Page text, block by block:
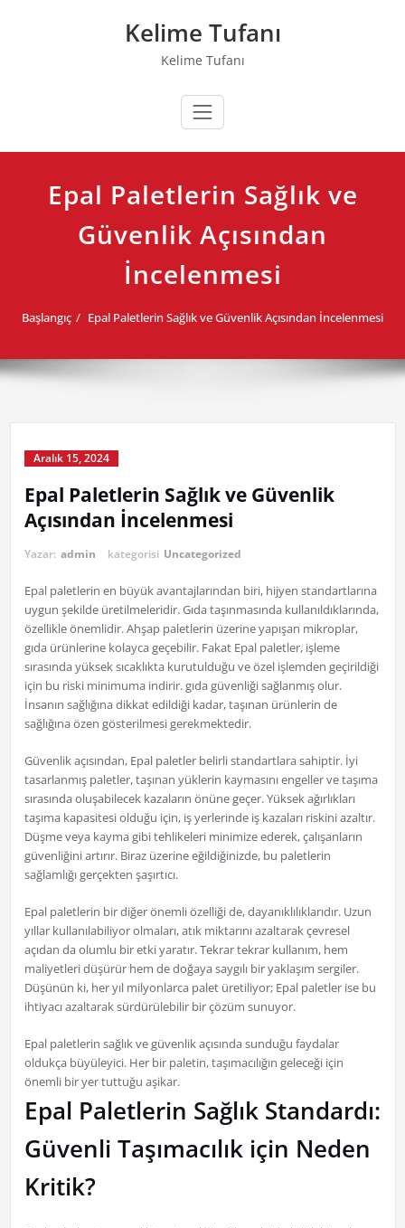
Kelime Tufanı
Kelime Tufanı
Epal Paletlerin Sağlık ve
Güvenlik Açısından
İncelenmesi
Başlangıç Epal Paletlerin Sağlık ve Güvenlik Açısından İncelenmesi
Aralık 15, 2024
Epal Paletlerin Sağlık ve Güvenlik
Açısından İncelenmesi
Yazar: admin kategorisi Uncategorized
Epal paletlerin en büyük avantajlarından biri, hijyen standartlarına
uygun şekilde üretilmeleridir. Gıda taşınmasında kullanıldıklarında,
özellikle önemlidir. Ahşap paletlerin üzerine yapışan mikroplar,
gıda ürünlerine kolayca geçebilir. Fakat Epal paletler, işleme
sırasında yüksek sıcaklıkta kurutulduğu ve özel işlemden geçirildiği
için bu riski minimuma indirir. gıda güvenliği sağlanmış olur.
İnsanın sağlığına dikkat edildiği kadar, taşınan ürünlerin de
sağlığına özen gösterilmesi gerekmektedir.
Güvenlik açısından, Epal paletler belirli standartlara sahiptir. İyi
tasarlanmış paletler, taşınan yüklerin kaymasını engeller ve taşıma
sırasında oluşabilecek kazaların önüne geçer. Yüksek ağırlıkları
taşıma kapasitesi olduğu için, iş yerlerinde iş kazaları riskini azaltır.
Düşme veya kayma gibi tehlikeleri minimize ederek, çalışanların
güvenliğini artırır. Biraz üzerine eğildiğinizde, bu paletlerin
sağlamlığı gerçekten şaşırtıcı.
Epal paletlerin bir diğer önemli özelliği de, dayanıklılıklarıdır. Uzun
yıllar kullanılabiliyor olmaları, atık miktarını azaltarak çevresel
açıdan da olumlu bir etki yaratır. Tekrar tekrar kullanım, hem
maliyetleri düşürür hem de doğaya saygılı bir yaklaşım sergiler.
Düşünün ki, her yıl milyonlarca palet üretiliyor; Epal paletler ise bu
ihtiyacı azaltarak sürdürülebilir bir çözüm sunuyor.
Epal paletlerin sağlık ve güvenlik açısında sunduğu faydalar
oldukça büyüleyici. Her bir paletin, taşımacılığın geleceği için
önemli bir yer tuttuğu aşikar.
Epal Paletlerin Sağlık Standardı:
Güvenli Taşımacılık için Neden
Kritik?